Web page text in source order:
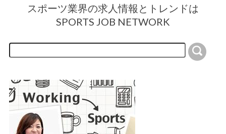
スポーツ業界の求人情報とトレンドは
SPORTS JOB NETWORK